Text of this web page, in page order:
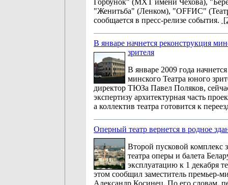
Горбунок" (МХТ имени Чехова),
"Женитьба" (Ленком), "OFFИС"
сообщается в пресс-релизе события.
В январе начнется реконструкция
зрителя
В январе 2009 года
минского Театра юного
директор ТЮЗа Павел Поляков,
экспертизу архитектурная часть
а коллектив театра готовится к
Оперный театр вернется в родное
Второй пусковой комплекс
театра оперы и балета
эксплуатацию к 1 декабря
этом сообщил заместитель премьер-
Александр Косинец. По его словам,